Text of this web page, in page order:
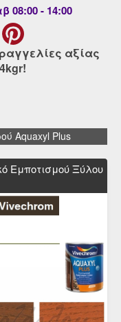
08:00 - 14:00
αξίας
Aquaxyl Plus
Εμποτισμού Ξύλου